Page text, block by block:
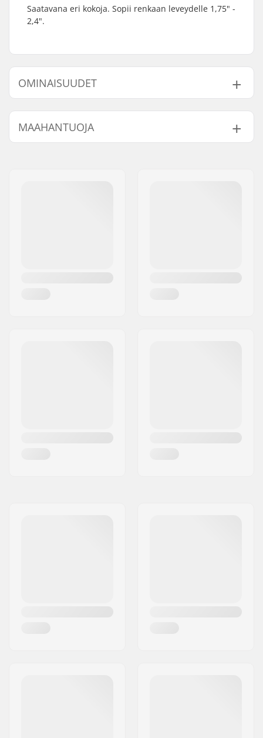
Saatavana eri kokoja. Sopii renkaan leveydelle 1,75" -
2,4".
OMINAISUUDET
BMX-tyyppi:
Freestyle BMX
Venttiilin tyyppi:
Renkaan halkaisija:
12", 14", 16", 18", 20"
MAAHANTUOJA